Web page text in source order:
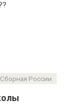
Сборная России